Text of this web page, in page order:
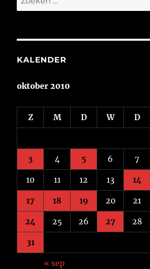
naar:
KALENDER
oktober 2010
Z M D W D
3 4 5 6 7
10 11 12 13 14
17 18 19 20 21
24 25 26 27 28
31
« sep